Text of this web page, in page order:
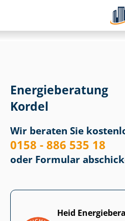
Energieberatung
Kordel
Wir beraten Sie
0158 - 886 535 18
oder Formular
Heid